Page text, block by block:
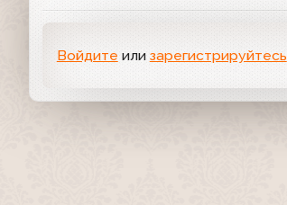
Войдите или зарегистрируйтесь